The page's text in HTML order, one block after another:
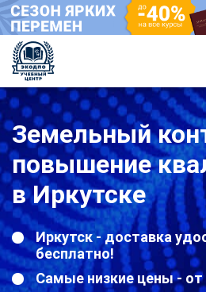
Земельный
повышение
в Иркутске
Иркутск - доставка
бесплатно!
Самые низкие цены - от